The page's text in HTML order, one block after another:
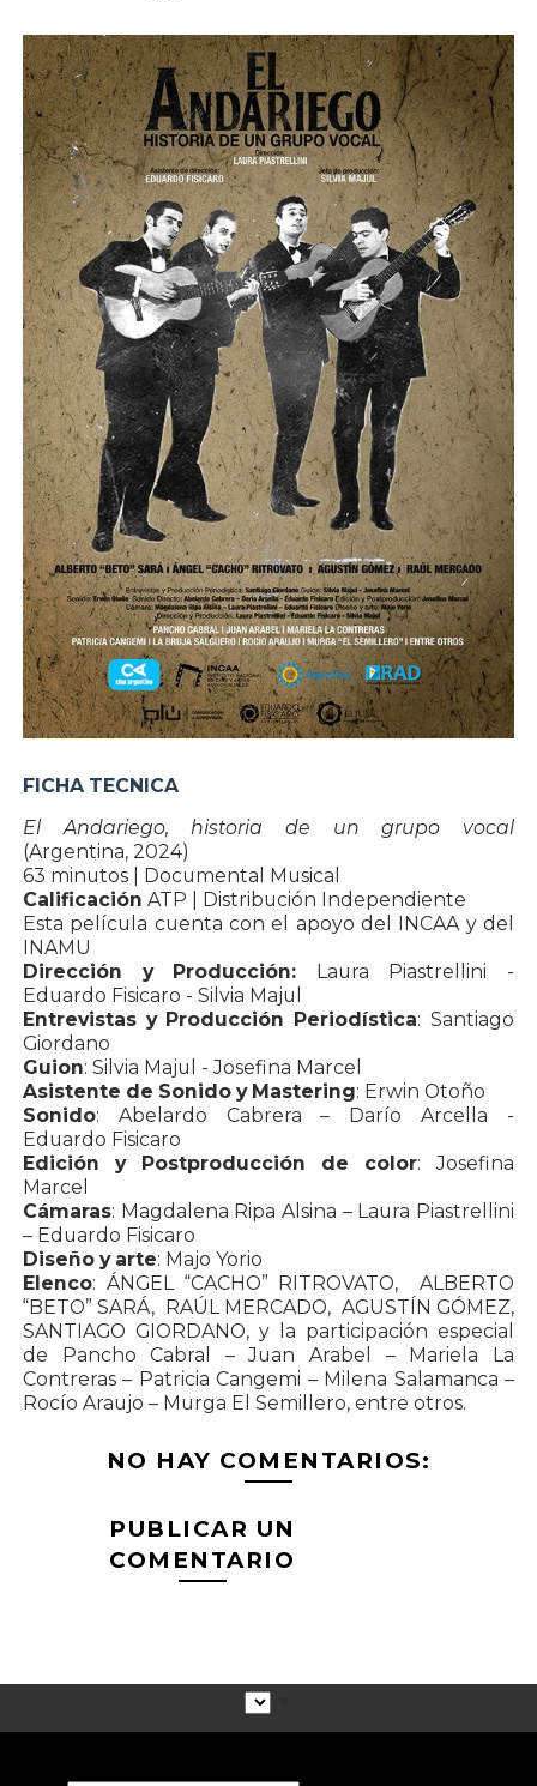
FICHA TECNICA
El Andariego, historia de un grupo vocal
(Argentina, 2024)
63 minutos | Documental Musical
Calificación ATP | Distribución Independiente
Esta película cuenta con el apoyo del INCAA y del
INAMU
Dirección y Producción: Laura Piastrellini -
Eduardo Fisicaro - Silvia Majul
Entrevistas y Producción Periodística: Santiago
Giordano
Guion: Silvia Majul - Josefina Marcel
Asistente de Sonido y Mastering: Erwin Otoño
Sonido: Abelardo Cabrera – Darío Arcella -
Eduardo Fisicaro
Edición y Postproducción de color: Josefina
Marcel
Cámaras: Magdalena Ripa Alsina – Laura Piastrellini
– Eduardo Fisicaro
Diseño y arte: Majo Yorio
Elenco: ÁNGEL “CACHO” RITROVATO, ALBERTO
“BETO” SARÁ, RAÚL MERCADO, AGUSTÍN GÓMEZ,
SANTIAGO GIORDANO, y la participación especial
de Pancho Cabral – Juan Arabel – Mariela La
Contreras – Patricia Cangemi – Milena Salamanca –
Rocío Araujo – Murga El Semillero, entre otros.
NO HAY COMENTARIOS:
PUBLICAR UN
COMENTARIO